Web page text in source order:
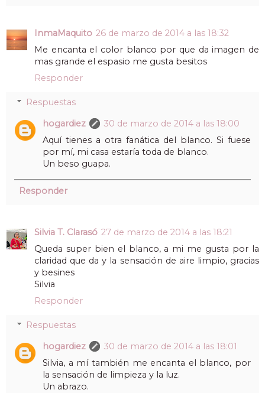
InmaMaquito 26 de marzo de 2014 a las 18:32
Me encanta el color blanco por que da imagen de
mas grande el espasio me gusta besitos
Responder
Respuestas
hogardiez
30 de marzo de 2014 a las 18:00
Aquí tienes a otra fanática del blanco. Si fuese
por mí, mi casa estaría toda de blanco.
Un beso guapa.
Responder
Silvia T. Clarasó 27 de marzo de 2014 a las 18:21
Queda super bien el blanco, a mi me gusta por la
claridad que da y la sensación de aire limpio, gracias
y besines
Silvia
Responder
Respuestas
hogardiez
30 de marzo de 2014 a las 18:01
Silvia, a mí también me encanta el blanco, por
la sensación de limpieza y la luz.
Un abrazo.